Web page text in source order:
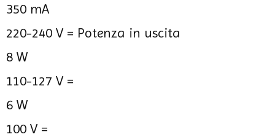
350 mA
220-240 V = Potenza in uscita
8 W
110-127 V =
6 W
100 V =